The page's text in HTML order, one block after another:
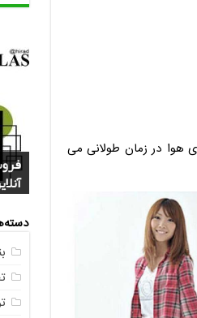
هوا در زمان طولانی می
+